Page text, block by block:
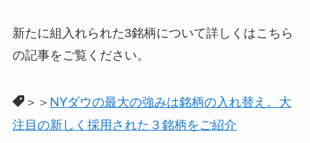
新たに組入れられた3銘柄について詳しくはこちら
の記事をご覧ください。
＞＞ NYダウの最大の強みは銘柄の入れ替え。大
注目の新しく採用された３銘柄をご紹介